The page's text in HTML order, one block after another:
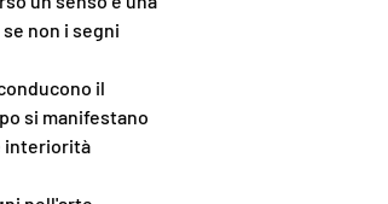
non i segni
il
si manifestano
interiorità